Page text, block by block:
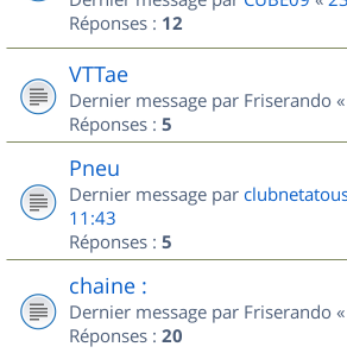
Réponses : 12
VTTae
Dernier message par Friserando «
Réponses : 5
Pneu
Dernier message par
11:43
Réponses : 5
chaine :
Dernier message par Friserando «
Réponses : 20